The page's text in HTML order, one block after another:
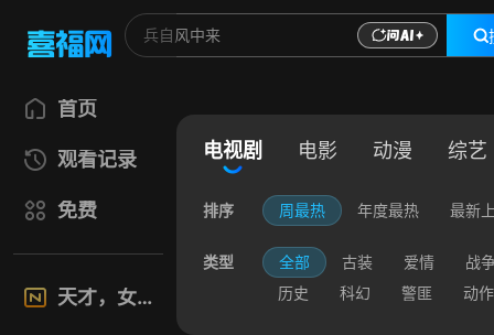
首页
观看记录
免费
天才，女友
电视剧 电影 动漫 综艺
排序 周最热 年度最热 最新
类型 全部 古装 爱情
战
历史
科幻 警匪 动作